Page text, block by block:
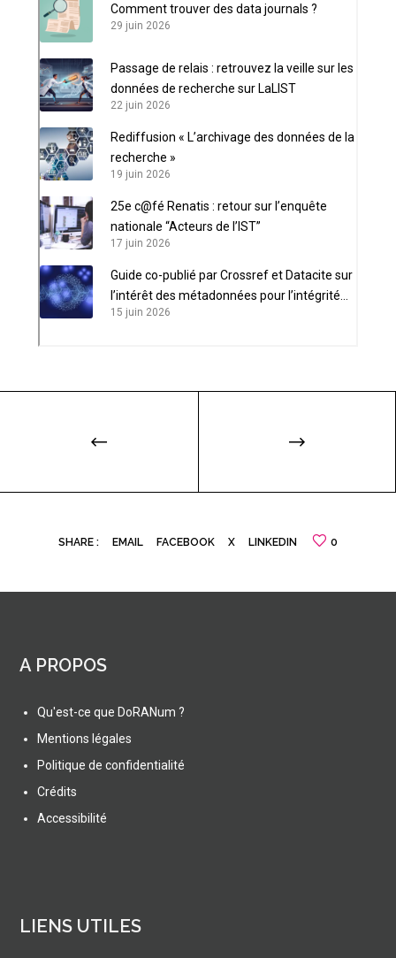
Comment trouver des data journals ?
29 juin 2026
Passage de relais : retrouvez la veille sur les
données de recherche sur LaLIST
22 juin 2026
Rediffusion « L’archivage des données de la
recherche »
19 juin 2026
25e c@fé Renatis : retour sur l’enquête
nationale “Acteurs de l’IST”
17 juin 2026
Guide co-publié par Crossref et Datacite sur
l’intérêt des métadonnées pour l’intégrité
scientifique
15 juin 2026
SHARE : EMAIL FACEBOOK X LINKEDIN 0
A PROPOS
Qu'est-ce que DoRANum ?
Mentions légales
Politique de confidentialité
Crédits
Accessibilité
LIENS UTILES